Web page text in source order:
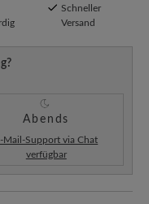
Schneller
Versand
Abends
Mail-Support via Chat
verfügbar